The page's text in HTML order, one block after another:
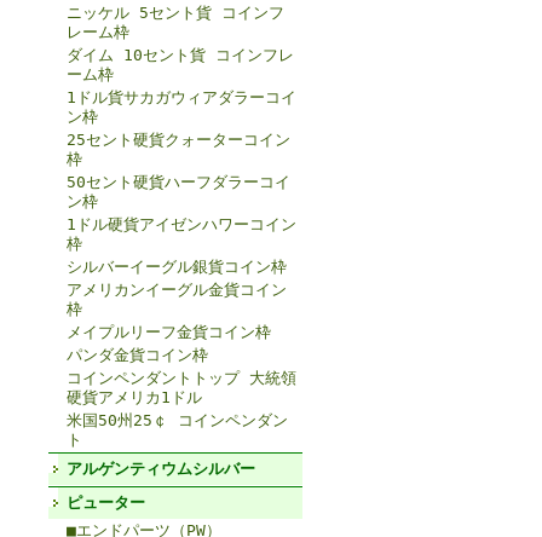
ニッケル 5セント貨 コインフ
レーム枠
ダイム 10セント貨 コインフレ
ーム枠
1ドル貨サカガウィアダラーコイ
ン枠
25セント硬貨クォーターコイン
枠
50セント硬貨ハーフダラーコイ
ン枠
1ドル硬貨アイゼンハワーコイン
枠
シルバーイーグル銀貨コイン枠
アメリカンイーグル金貨コイン
枠
メイプルリーフ金貨コイン枠
パンダ金貨コイン枠
コインペンダントトップ 大統領
硬貨アメリカ1ドル
米国50州25￠ コインペンダン
ト
アルゲンティウムシルバー
ピューター
■エンドパーツ（PW）